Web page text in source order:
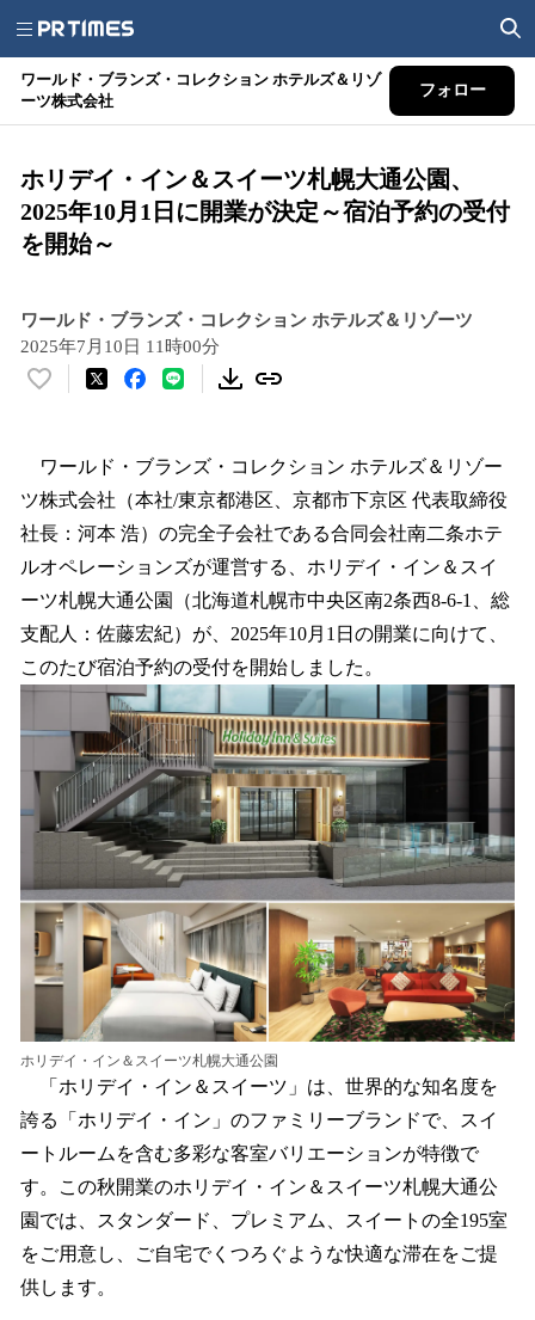
ワールド・ブランズ・コレクション ホテルズ＆リゾ
ーツ株式会社
フォロー
ホリデイ・イン＆スイーツ札幌大通公園、
2025年10月1日に開業が決定～宿泊予約の受付
を開始～
ワールド・ブランズ・コレクション ホテルズ＆リゾーツ
2025年7月10日 11時00分
い
！
数
を
読
み
込
み
中
で
す
ワールド・ブランズ・コレクション ホテルズ＆リゾー
ツ株式会社（本社/東京都港区、京都市下京区 代表取締役
社長：河本 浩）の完全子会社である合同会社南二条ホテ
ルオペレーションズが運営する、ホリデイ・イン＆スイ
ーツ札幌大通公園（北海道札幌市中央区南2条西8-6-1、総
支配人：佐藤宏紀）が、2025年10月1日の開業に向けて、
このたび宿泊予約の受付を開始しました。
ホリデイ・イン＆スイーツ札幌大通公園
「ホリデイ・イン＆スイーツ」は、世界的な知名度を
誇る「ホリデイ・イン」のファミリーブランドで、スイ
ートルームを含む多彩な客室バリエーションが特徴で
す。この秋開業のホリデイ・イン＆スイーツ札幌大通公
園では、スタンダード、プレミアム、スイートの全195室
をご用意し、ご自宅でくつろぐような快適な滞在をご提
供します。